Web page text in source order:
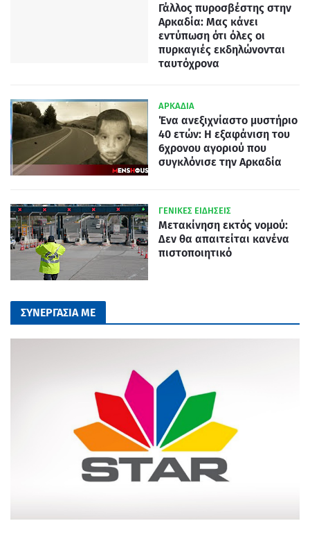
Γάλλος πυροσβέστης στην
Αρκαδία: Μας κάνει
εντύπωση ότι όλες οι
πυρκαγιές εκδηλώνονται
ταυτόχρονα
ΑΡΚΑΔΙΑ
Ένα ανεξιχνίαστο μυστήριο
40 ετών: Η εξαφάνιση του
6χρονου αγοριού που
συγκλόνισε την Αρκαδία
ΓΕΝΙΚΕΣ ΕΙΔΗΣΕΙΣ
Μετακίνηση εκτός νομού:
Δεν θα απαιτείται κανένα
πιστοποιητικό
ΣΥΝΕΡΓΑΣΙΑ ΜΕ